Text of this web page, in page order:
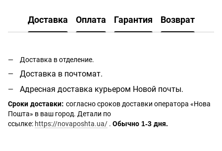
Доставка Оплата Гарантия Возврат
Доставка в отделение.
Доставка в почтомат.
Адресная доставка курьером Новой почты.
Сроки доставки: согласно сроков доставки оператора «Нова
Пошта» в ваш город. Детали по
ссылке: https://novaposhta.ua/ . Обычно 1-3 дня.